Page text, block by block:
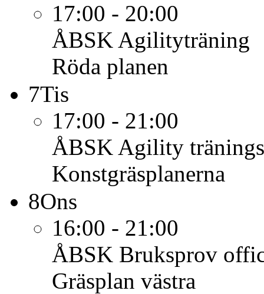
17:00 - 20:00
ÅBSK Agilityträning
Röda planen
7Tis
17:00 - 21:00
ÅBSK Agility
Konstgräsplanerna
8Ons
16:00 - 21:00
ÅBSK Bruksprov
Gräsplan västra